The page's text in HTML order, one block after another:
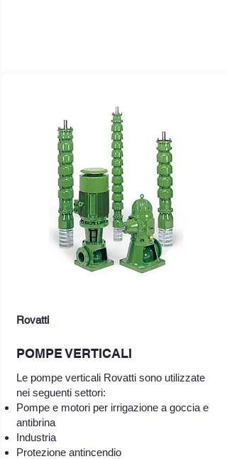
Rovatti
POMPE VERTICALI
Le pompe verticali Rovatti sono utilizzate
nei seguenti settori:
Pompe e motori per irrigazione a goccia e
antibrina
Industria
Protezione antincendio